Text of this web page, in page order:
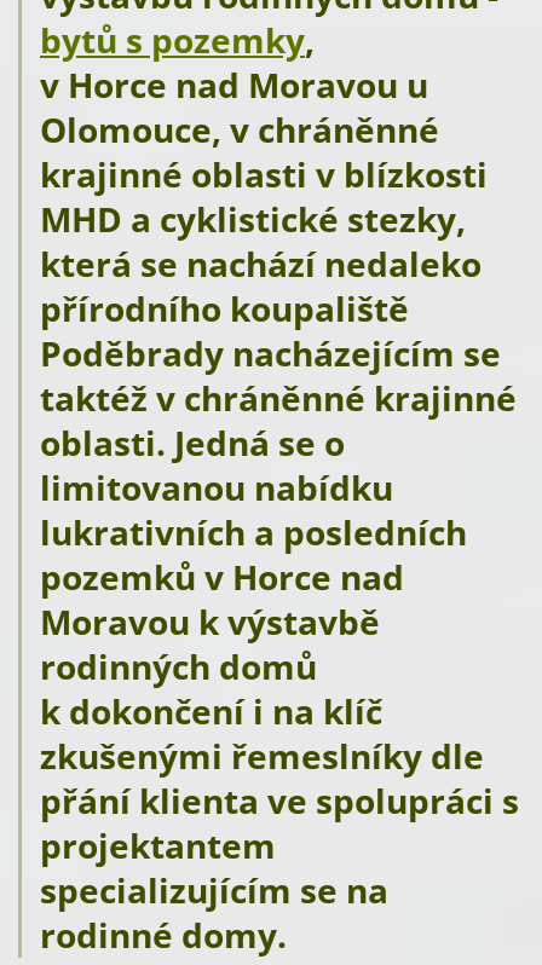
bytů s pozemky,
v Horce nad Moravou u
Olomouce, v chráněnné
krajinné oblasti v blízkosti
MHD a cyklistické stezky,
která se nachází nedaleko
přírodního koupaliště
Poděbrady nacházejícím se
taktéž v chráněnné krajinné
oblasti. Jedná se o
limitovanou nabídku
lukrativních a posledních
pozemků v Horce nad
Moravou k výstavbě
rodinných domů
k dokončení i na klíč
zkušenými řemeslníky dle
přání klienta ve spolupráci s
projektantem
specializujícím se na
rodinné domy.